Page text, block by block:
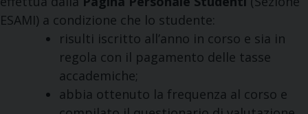
ESAMI) a condizione che lo studente:
risulti iscritto all’anno in corso e sia in
regola con il pagamento delle tasse
accademiche;
abbia ottenuto la frequenza al corso e